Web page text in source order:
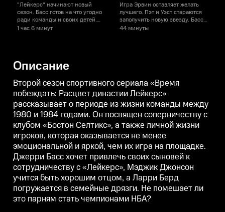
"Лейкерс" начинают новый
сезон. Басс готов на что угодно
ради команды и своих детей.
Травма одного из игроков
1 час6 минут
Игра Эрвин оставляет желать
лучшего. Пэт и Уэст стараются
заполучить новую звезду. Басс
вспоминает о давней
44 минуты
Описание
Второй сезон спортивного сериала «Время
побеждать: Расцвет династии Лейкерс»
рассказывает о периоде из жизни команды между
1980 и 1984 годами. Он посвящен соперничеству с
клубом «Бостон Селтикс», а также личной жизни
игроков, которая оказывается не менее
эмоциональной и яркой, чем их игра на площадке.
Джерри Басс хочет привлечь своих сыновей к
сотрудничеству с «Лейкерс», Мэджик Джонсон
учится быть хорошим отцом, а Ларри Берд
погружается в семейные дрязги. Не помешает ли
это парням стать чемпионами НБА?